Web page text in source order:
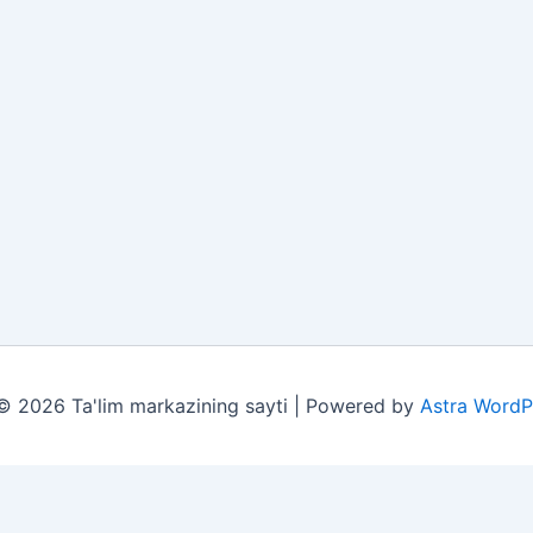
2026 Ta'lim markazining sayti | Powered by Astra